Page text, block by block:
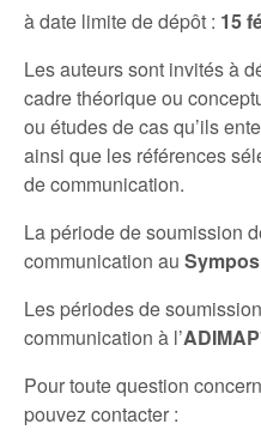
à date limite de dépôt : 15
Les auteurs sont invités à
cadre théorique ou
ou études de cas qu’ils
ainsi que les références
de communication.
La période de soumission
communication au
Les périodes de
communication à l’
Pour toute question
pouvez contacter :